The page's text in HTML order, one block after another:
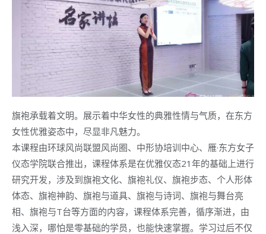
旗袍承载着文明。展示着中华女性的典雅性情与气质，在东方
女性优雅姿态中，尽显非凡魅力。
本课程由环球风尚联盟风尚圈、中形协培训中心、雁·东方女子
仪态学院联合推出，课程体系是在优雅仪态21年的基础上进行
研究开发，涉及到旗袍文化、旗袍礼仪、旗袍步态、个人形体
体态、旗袍神韵、旗袍与道具、旗袍与诗词、旗袍与舞台亮
相、旗袍与T台等方面的内容，课程体系完善，循序渐进，由
浅入深，哪怕是零基础的学员，也能快速掌握。学习过后不仅